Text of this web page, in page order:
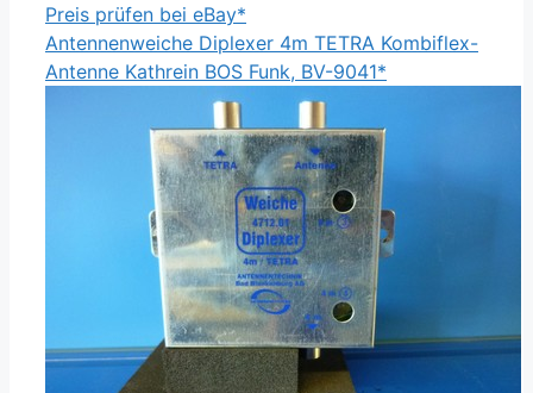
Preis prüfen bei eBay*
Antennenweiche Diplexer 4m TETRA Kombiflex-
Antenne Kathrein BOS Funk, BV-9041*